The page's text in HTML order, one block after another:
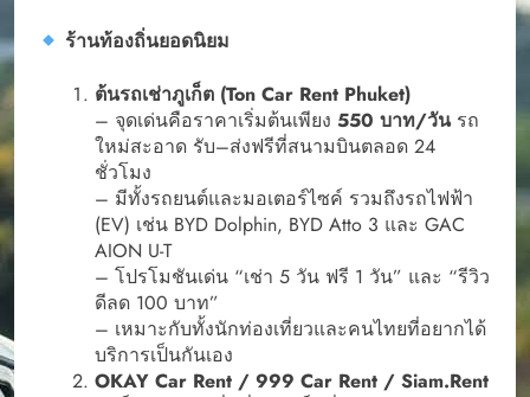
ร้านท้องถิ่นยอดนิยม
ต้นรถเช่าภูเก็ต (Ton Car Rent Phuket)
– จุดเด่นคือราคาเริ่มต้นเพียง 550 บาท/วันรถ
ใหม่สะอาด รับ–ส่งฟรีที่สนามบินตลอด 24
ชั่วโมง
– มีทั้งรถยนต์และมอเตอร์ไซค์ รวมถึงรถไฟฟ้า
(EV) เช่น BYD Dolphin, BYD Atto 3 และ GAC
AION U-T
– โปรโมชันเด่น “เช่า 5 วัน ฟรี 1 วัน” และ “รีวิว
ดีลด 100 บาท”
– เหมาะกับทั้งนักท่องเที่ยวและคนไทยที่อยากได้
บริการเป็นกันเอง
OKAY Car Rent / 999 Car Rent / Siam.Rent